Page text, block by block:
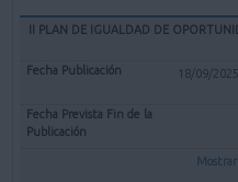
II PLAN DE IGUALDAD DE
18/09/2025
Mostrar